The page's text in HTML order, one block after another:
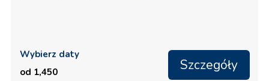
Wybierz daty
od 1,450
Szczegóły